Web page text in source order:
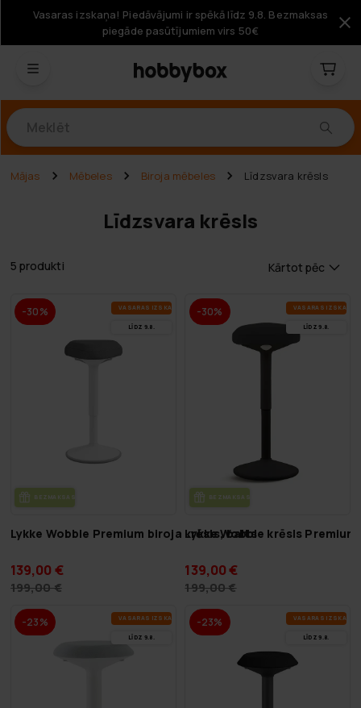
Vasaras izskaņa! Piedāvājumi ir spēkā līdz 9.8. Bezmaksas
piegāde pasūtījumiem virs 50€
Mājas Mēbeles Biroja mēbeles Līdzsvara krēsls
Līdzsvara krēsls
5 produkti Kārtot pēc
-30% VA­SA­RAS IZ­SKA­ŅA
LĪDZ 9.8.
BEZ­MAK­SAS PIE­GĀ­DE
Lykke Wobble Premium biroja krēsls, balts
139,00 €
199,00 €
-30% VA­SA­RAS IZ­SKA­ŅA
LĪDZ 9.8.
BEZ­MAK­SAS PIE­GĀ­DE
Lykke Wobble krēsls
139,00 €
199,00 €
-23% VA­SA­RAS IZ­SKA­ŅA
LĪDZ 9.8.
-23% VA­SA­RAS IZ­SKA­ŅA
LĪDZ 9.8.